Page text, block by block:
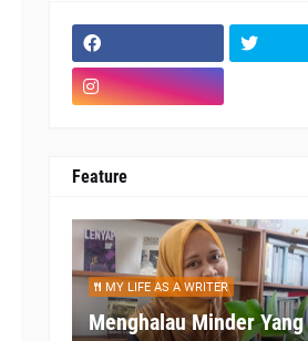
Feature
MY LIFE AS A WRITER
Menghalau Minder Yang